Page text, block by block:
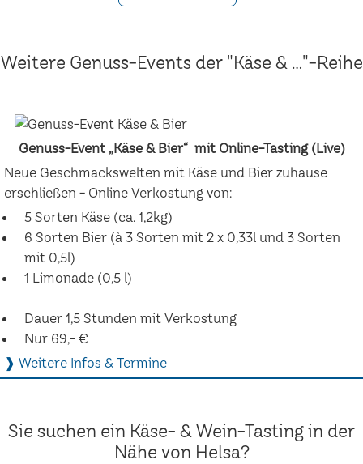
Weitere Genuss-Events der "Käse & ..."-Reihe
Genuss-Event „Käse & Bier“ mit Online-Tasting (Live)
Neue Geschmackswelten mit Käse und Bier zuhause
erschließen - Online Verkostung von:
5 Sorten Käse (ca. 1,2kg)
6 Sorten Bier (à 3 Sorten mit 2 x 0,33l und 3 Sorten
mit 0,5l)
1 Limonade (0,5 l)
Dauer 1,5 Stunden mit Verkostung
Nur 69,- €
❱ Weitere Infos & Termine
Sie suchen ein Käse- & Wein-Tasting in der
Nähe von Helsa?